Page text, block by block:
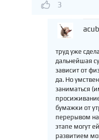
3
труд уже
дальнейшая
зависит от
да. Но
заниматься
бумажки от
перерывом на
этапе могут
развитием